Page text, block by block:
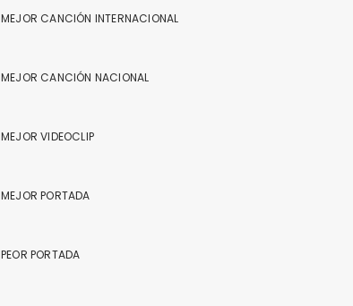
MEJOR CANCIÓN INTERNACIONAL
MEJOR CANCIÓN NACIONAL
MEJOR VIDEOCLIP
MEJOR PORTADA
PEOR PORTADA